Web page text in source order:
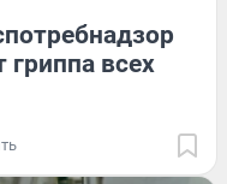
гриппа всех